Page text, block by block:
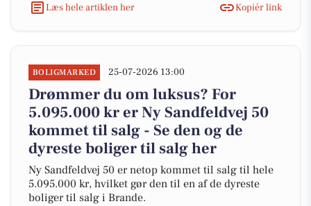
Læs hele artiklen her
Kopiér link
BOLIGMARKED 25-07-2026 13:00
Drømmer du om luksus? For
5.095.000 kr er Ny Sandfeldvej 50
kommet til salg - Se den og de
dyreste boliger til salg her
Ny Sandfeldvej 50 er netop kommet til salg til hele
5.095.000 kr, hvilket gør den til en af de dyreste
boliger til salg i Brande.